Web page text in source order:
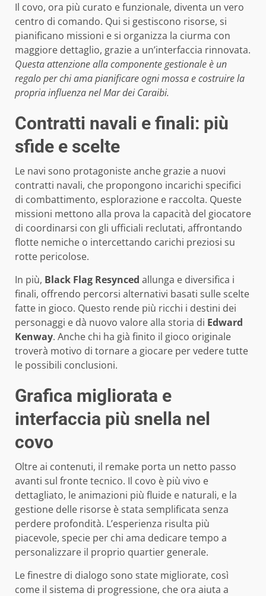
Il covo, ora più curato e funzionale, diventa un vero
centro di comando. Qui si gestiscono risorse, si
pianificano missioni e si organizza la ciurma con
maggiore dettaglio, grazie a un’interfaccia rinnovata.
Questa attenzione alla componente gestionale è un
regalo per chi ama pianificare ogni mossa e costruire la
propria influenza nel Mar dei Caraibi.
Contratti navali e finali: più
sfide e scelte
Le navi sono protagoniste anche grazie a nuovi
contratti navali, che propongono incarichi specifici
di combattimento, esplorazione e raccolta. Queste
missioni mettono alla prova la capacità del giocatore
di coordinarsi con gli ufficiali reclutati, affrontando
flotte nemiche o intercettando carichi preziosi su
rotte pericolose.
In più, Black Flag Resynced allunga e diversifica i
finali, offrendo percorsi alternativi basati sulle scelte
fatte in gioco. Questo rende più ricchi i destini dei
personaggi e dà nuovo valore alla storia di Edward
Kenway. Anche chi ha già finito il gioco originale
troverà motivo di tornare a giocare per vedere tutte
le possibili conclusioni.
Grafica migliorata e
interfaccia più snella nel
covo
Oltre ai contenuti, il remake porta un netto passo
avanti sul fronte tecnico. Il covo è più vivo e
dettagliato, le animazioni più fluide e naturali, e la
gestione delle risorse è stata semplificata senza
perdere profondità. L’esperienza risulta più
piacevole, specie per chi ama dedicare tempo a
personalizzare il proprio quartier generale.
Le finestre di dialogo sono state migliorate, così
come il sistema di progressione, che ora aiuta a